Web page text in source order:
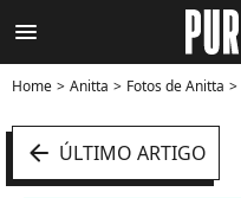
menu
Home Anitta Fotos de Anitta
arrow_left ÚLTIMO ARTIGO